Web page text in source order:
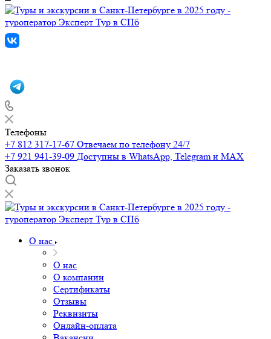
Телефоны
+7 812 317-17-67 Отвечаем по телефону 24/7
+7 921 941-39-09 Доступны в WhatsApp, Telegram и MAX
Заказать звонок
О нас
О нас
О компании
Сертификаты
Отзывы
Реквизиты
Онлайн-оплата